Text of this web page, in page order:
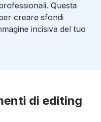
Questa
creare sfondi
incisiva del tuo
di editing